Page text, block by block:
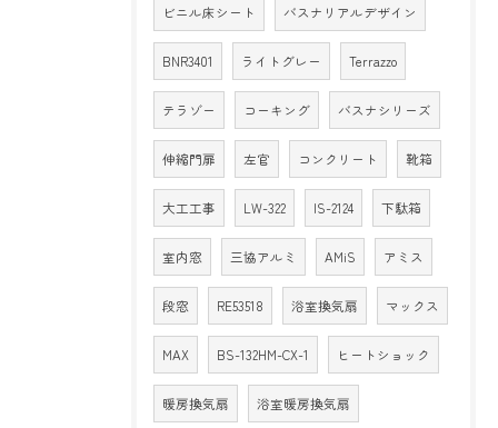
ビニル床シート バスナリアルデザイン
BNR3401 ライトグレー Terrazzo
テラゾー コーキング バスナシリーズ
伸縮門扉 左官 コンクリート 靴箱
大工工事 LW-322 IS-2124 下駄箱
室内窓 三協アルミ AMiS アミス
段窓 RE53518 浴室換気扇 マックス
MAX BS-132HM-CX-1 ヒートショック
暖房換気扇 浴室暖房換気扇